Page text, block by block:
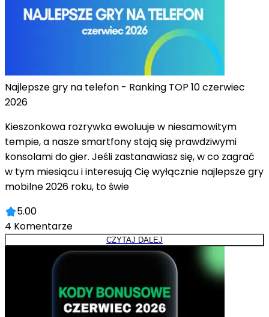
Najlepsze gry na telefon - Ranking TOP 10 czerwiec
2026
Kieszonkowa rozrywka ewoluuje w niesamowitym
tempie, a nasze smartfony stają się prawdziwymi
konsolami do gier. Jeśli zastanawiasz się, w co zagrać
w tym miesiącu i interesują Cię wyłącznie najlepsze gry
mobilne 2026 roku, to świe
5.00
4 Komentarze
CZYTAJ DALEJ